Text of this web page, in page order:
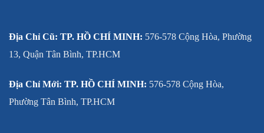
Địa Chỉ Cũ: TP. HỒ CHÍ MINH: 576-578 Cộng Hòa, Phường
13, Quận Tân Bình, TP.HCM
Địa Chỉ Mới: TP. HỒ CHÍ MINH: 576-578 Cộng Hòa,
Phường Tân Bình, TP.HCM